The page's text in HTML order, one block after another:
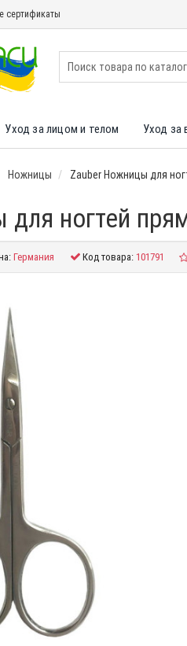
сертификаты
Уход за лицом и телом Уход за
Ножницы Zauber Ножницы для
ногтей
Германия Код товара:101791